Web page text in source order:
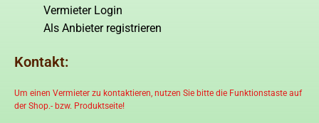
Vermieter Login
Als Anbieter registrieren
Kontakt:
Um einen Vermieter zu kontaktieren, nutzen Sie bitte die Funktionstaste auf
der Shop.- bzw. Produktseite!